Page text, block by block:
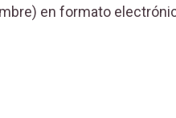
en formato